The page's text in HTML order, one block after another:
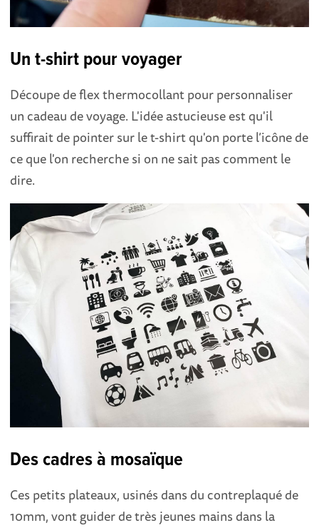
Un t-shirt pour voyager
Découpe de flex thermocollant pour personnaliser
un cadeau de voyage. L'idée astucieuse est qu'il
suffirait de pointer sur le t-shirt qu'on porte l’icône de
ce que l'on recherche si on ne sait pas comment le
dire.
Des cadres à mosaïque
Ces petits plateaux, usinés dans du contreplaqué de
10mm, vont guider de très jeunes mains dans la